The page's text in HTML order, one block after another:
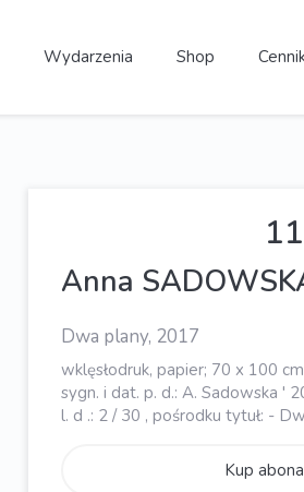
Wydarzenia Shop
11
Anna
Dwa plany, 2017
wklęsłodruk, papier; 70 x 100
sygn. i dat. p. d.: A. Sadowska '
l. d .: 2 / 30 , pośrodku tytuł: -
Kup